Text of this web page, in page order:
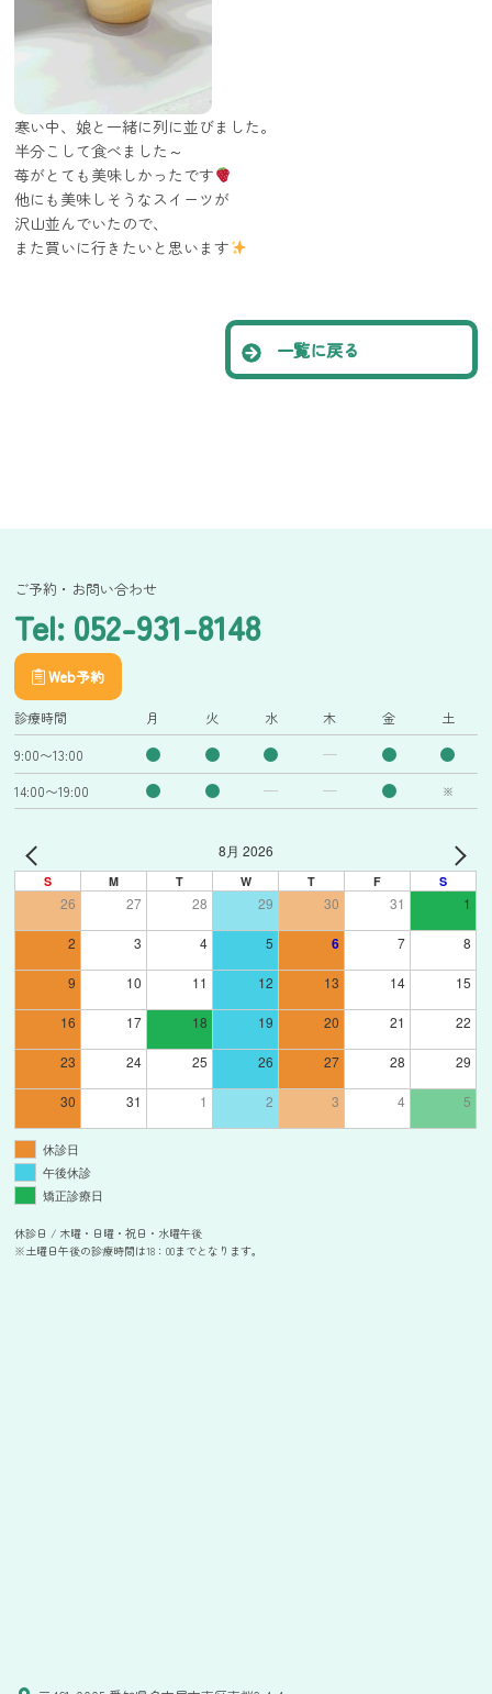
寒い中、娘と一緒に列に並びました。
半分こして食べました～
苺がとても美味しかったです
他にも美味しそうなスイーツが
沢山並んでいたので、
また買いに行きたいと思います
一覧に戻る
ご予約・お問い合わせ
Tel: 052-931-8148
Web予約
診療時間 月 火 水 木 金 土
9:00〜13:00
14:00〜19:00
※
8月 2026
S M T W T F S
26 27 28 29 30 31 1
2 3 4 5 6 7 8
9 10 11 12 13 14 15
16 17 18 19 20 21 22
23 24 25 26 27 28 29
30 31 1 2 3 4 5
休診日
午後休診
矯正診療日
休診日 / 木曜・日曜・祝日・水曜午後
※土曜日午後の診療時間は18：00までとなります。